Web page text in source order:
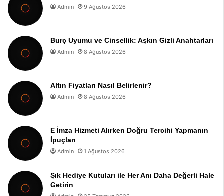
Admin 9 Ağustos 2026
Burç Uyumu ve Cinsellik: Aşkın Gizli Anahtarları
Admin 8 Ağustos 2026
Altın Fiyatları Nasıl Belirlenir?
Admin 8 Ağustos 2026
E İmza Hizmeti Alırken Doğru Tercihi Yapmanın
İpuçları
Admin 1 Ağustos 2026
Şık Hediye Kutuları ile Her Anı Daha Değerli Hale
Getirin